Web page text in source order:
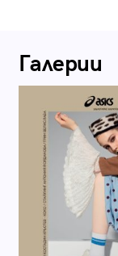
Галерии